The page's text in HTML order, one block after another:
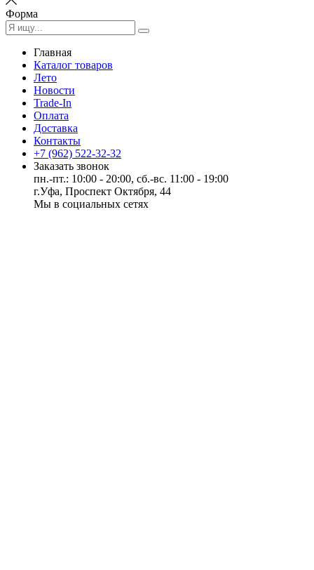
Форма
Главная
Каталог товаров
Лето
Новости
Trade-In
Оплата
Доставка
Контакты
+7 (962) 522-32-32
Заказать звонок
пн.-пт.: 10:00 - 20:00, сб.-вс. 11:00 - 19:00
г.Уфа, Проспект Октября, 44
Мы в социальных сетях